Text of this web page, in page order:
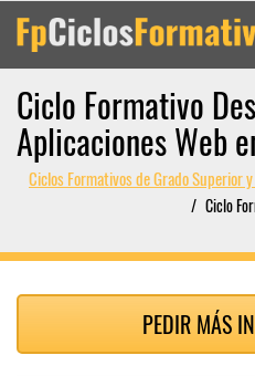
Ciclo Formativo
Aplicaciones Web
Ciclos Formativos de Grado Superior
Ciclo
PEDIR MÁS